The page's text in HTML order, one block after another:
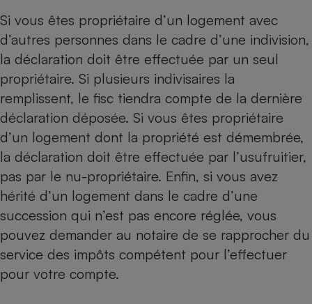
Si vous êtes propriétaire d’un logement avec
d’autres personnes dans le cadre d’une indivision,
la déclaration doit être effectuée par un seul
propriétaire. Si plusieurs indivisaires la
remplissent, le fisc tiendra compte de la dernière
déclaration déposée. Si vous êtes propriétaire
d’un logement dont la propriété est démembrée,
la déclaration doit être effectuée par l’usufruitier,
pas par le nu-propriétaire. Enfin, si vous avez
hérité d’un logement dans le cadre d’une
succession qui n’est pas encore réglée, vous
pouvez demander au notaire de se rapprocher du
service des impôts compétent pour l’effectuer
pour votre compte.